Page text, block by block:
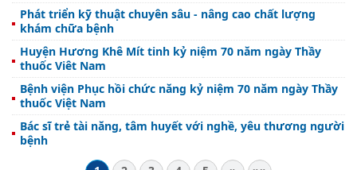
Phát triển kỹ thuật chuyên sâu - nâng cao chất lượng
khám chữa bệnh
Huyện Hương Khê Mít tinh kỷ niệm 70 năm ngày Thầy
thuốc Viêt Nam
Bệnh viện Phục hồi chức năng kỷ niệm 70 năm ngày Thầy
thuốc Việt Nam
Bác sĩ trẻ tài năng, tâm huyết với nghề, yêu thương người
bệnh